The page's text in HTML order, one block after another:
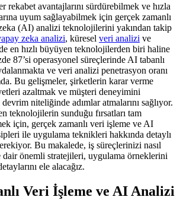
rekabet avantajlarını sürdürebilmek ve hızla
uyum sağlayabilmek için gerçek zamanlı
(AI) analizi teknolojilerini yakından takip
zeka analizi, küresel veri analizi ve
en hızlı büyüyen teknolojilerden biri haline
87’si operasyonel süreçlerinde AI tabanlı
ve veri analizi penetrasyon oranı
Bu gelişmeler, şirketlerin karar verme
azaltmak ve müşteri deneyimini
niteliğinde adımlar atmalarını sağlıyor.
teknolojilerin sunduğu fırsatları tam
için, gerçek zamanlı veri işleme ve AI
ile uygulama teknikleri hakkında detaylı
Bu makalede, iş süreçlerinizi nasıl
dair önemli stratejileri, uygulama örneklerini
ele alacağız.
Veri İşleme ve AI Analizi